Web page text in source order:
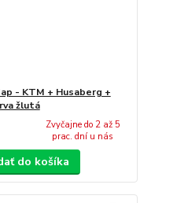
- KTM + Husaberg +
žlutá
Zvyčajne do 2 až 5
prac. dní u nás
do košíka